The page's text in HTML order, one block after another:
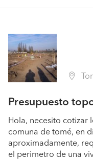
Presupuesto
Hola, necesito cotizar
comuna de tomé, en
aproximadamente,
el perimetro de una